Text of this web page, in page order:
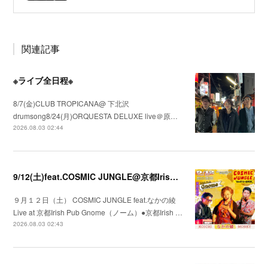
関連記事
※ライブ全日程※
8/7(金)CLUB TROPICANA@ 下北沢
drumsong8/24(月)ORQUESTA DELUXE live＠原…
2026.08.03 02:44
9/12(土)feat.COSMIC JUNGLE@京都Irish Pub Gnome（ノーム）
９月１２日（土） COSMIC JUNGLE feat.なかの綾
Live at 京都Irish Pub Gnome（ノーム）●京都Irish …
2026.08.03 02:43